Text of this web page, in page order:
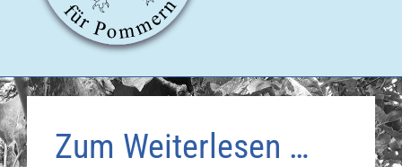
Zum Weiterlesen …